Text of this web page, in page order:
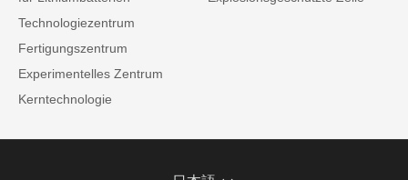
Technologiezentrum
Fertigungszentrum
Experimentelles Zentrum
Kerntechnologie